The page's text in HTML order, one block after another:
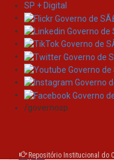
Skip
navigation
SP + Digital
/governosp
Repositório Institucional do
Search
Search: